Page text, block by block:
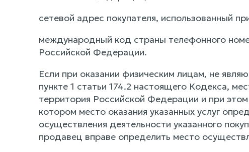
сетевой адрес покупателя, использованный
международный код страны телефонного
Российской Федерации.
Если при оказании физическим лицам, не
пункте 1 статьи 174.2 настоящего Кодекса,
территория Российской Федерации и при
котором место оказания указанных услуг
осуществления деятельности указанного
продавец вправе определить место